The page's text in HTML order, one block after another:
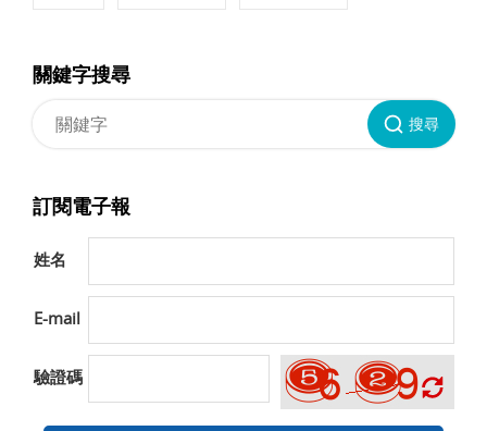
關鍵字搜尋
搜尋
訂閱電子報
姓名
E-mail
驗證碼